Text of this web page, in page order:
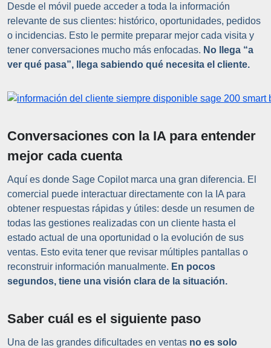
Desde el móvil puede acceder a toda la información
relevante de sus clientes: histórico, oportunidades, pedidos
o incidencias. Esto le permite preparar mejor cada visita y
tener conversaciones mucho más enfocadas. No llega “a
ver qué pasa”, llega sabiendo qué necesita el cliente.
Conversaciones con la IA para entender
mejor cada cuenta
Aquí es donde Sage Copilot marca una gran diferencia. El
comercial puede interactuar directamente con la IA para
obtener respuestas rápidas y útiles: desde un resumen de
todas las gestiones realizadas con un cliente hasta el
estado actual de una oportunidad o la evolución de sus
ventas. Esto evita tener que revisar múltiples pantallas o
reconstruir información manualmente. En pocos
segundos, tiene una visión clara de la situación.
Saber cuál es el siguiente paso
Una de las grandes dificultades en ventas no es solo